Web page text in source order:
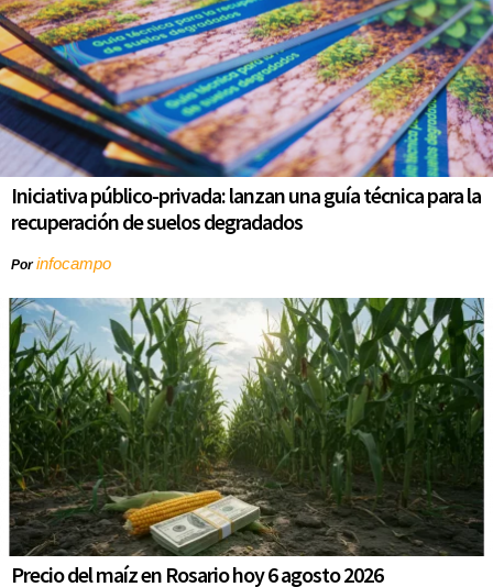
Iniciativa público-privada: lanzan una guía técnica para la
recuperación de suelos degradados
Porinfocampo
Precio del maíz en Rosario hoy 6 agosto 2026